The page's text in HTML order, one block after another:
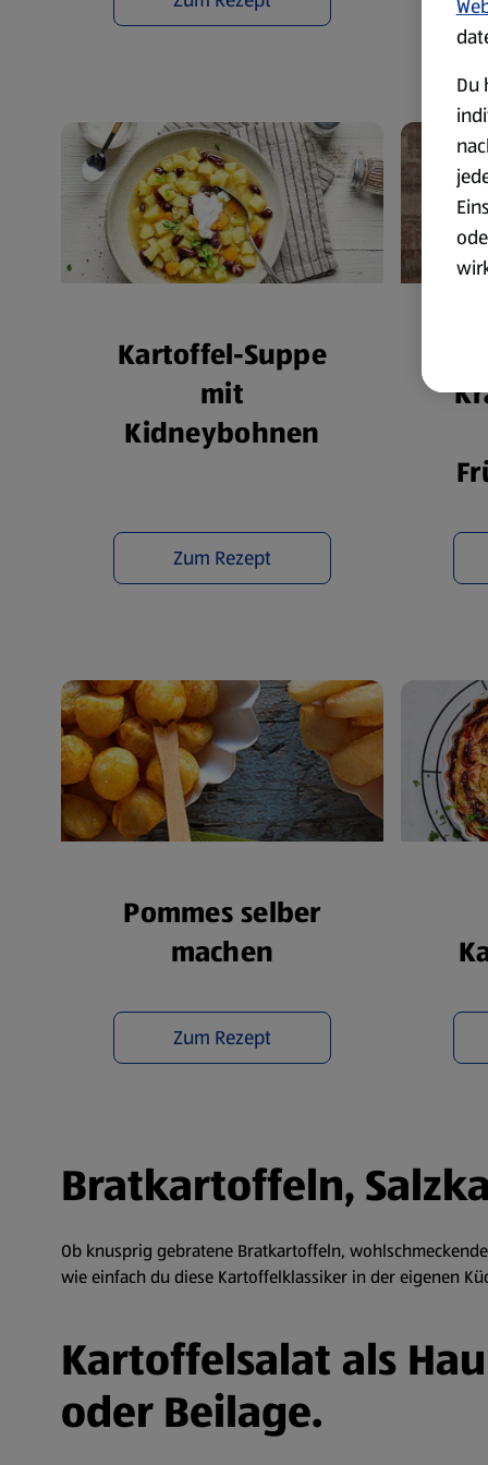
Kartoffel-Suppe
mit
Kidneybohnen
Zum Rezept
Pommes selber
machen
Zum Rezept
Bratkartoffeln,
Ob knusprig gebratene Bratkartoffeln,
wie einfach du diese Kartoffelklassiker in der eigenen
Kartoffelsalat als
oder Beilage.
Du